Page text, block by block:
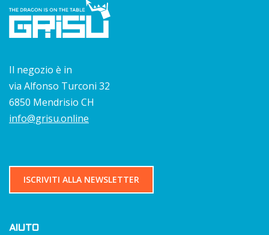
Il negozio è in
via Alfonso Turconi 32
6850 Mendrisio CH
info@grisu.online
ISCRIVITI ALLA NEWSLETTER
AIUTO